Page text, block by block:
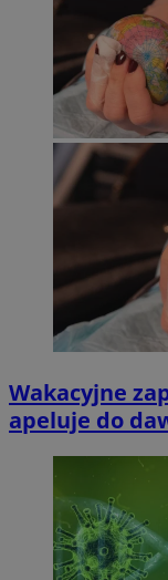
Wakacyjne
apeluje do